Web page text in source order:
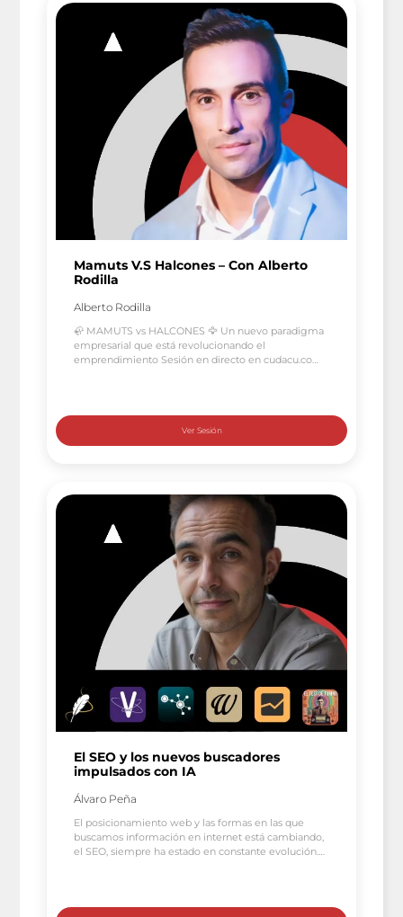
Mamuts V.S Halcones – Con Alberto
Rodilla
Alberto Rodilla
🦣 MAMUTS vs HALCONES 🦅 Un nuevo paradigma
empresarial que está revolucionando el
emprendimiento Sesión en directo en cudacu.com
compartió un concepto fascinante: Mamuts V.S
Halcones. 👨‍💼 Sobre Alberto Rodilla Alberto, con
una gran […]
El SEO y los nuevos buscadores
impulsados con IA
Álvaro Peña
El posicionamiento web y las formas en las que
buscamos información en internet está cambiando,
el SEO, siempre ha estado en constante evolución.
adaptación ha sido y sigue siendo fundamental para